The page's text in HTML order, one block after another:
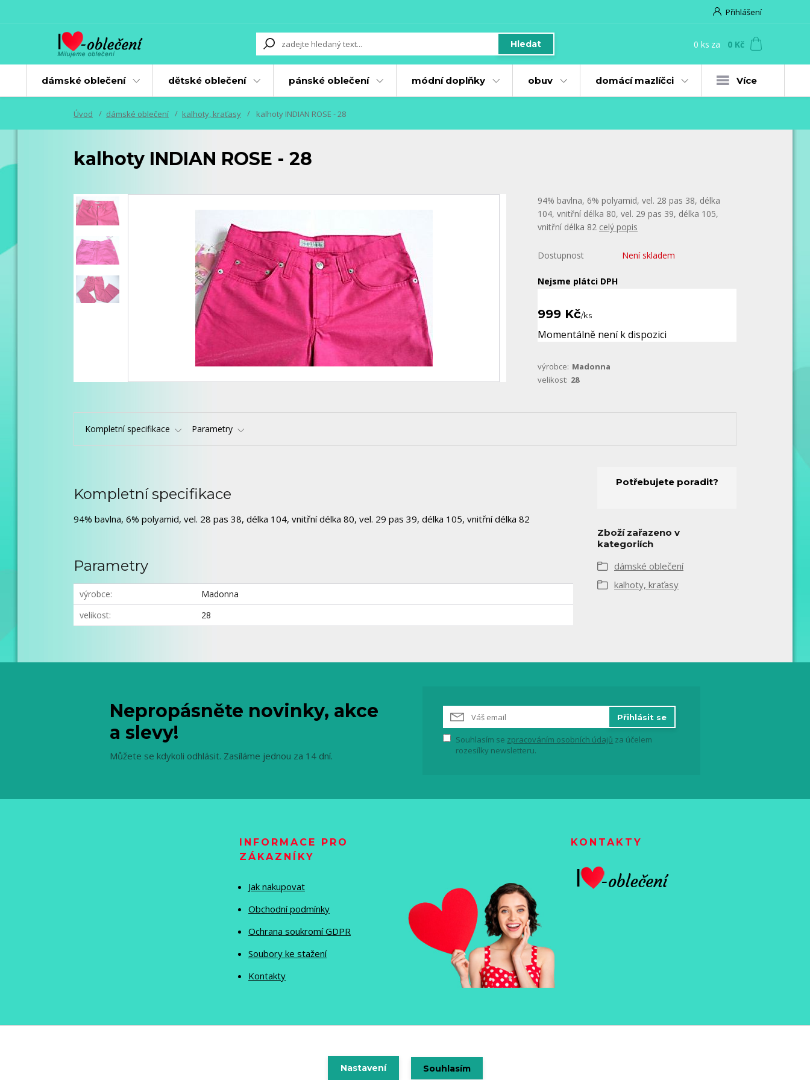
Přihlášení
Hledat 0 ks za 0 Kč
dámské oblečení dětské oblečení pánské oblečení módní doplňky obuv domácí mazlíčci Více
Úvod dámské oblečení kalhoty, kraťasy kalhoty INDIAN ROSE - 28
kalhoty INDIAN ROSE - 28
94% bavlna, 6% polyamid, vel. 28 pas 38, délka
104, vnitřní délka 80, vel. 29 pas 39, délka 105,
vnitřní délka 82 celý popis
Dostupnost Není skladem
Nejsme plátci DPH
999 Kč/ks
Momentálně není k dispozici
výrobce: Madonna
velikost: 28
Kompletní specifikace Parametry
Kompletní specifikace
94% bavlna, 6% polyamid, vel. 28 pas 38, délka 104, vnitřní délka 80, vel. 29 pas 39, délka 105, vnitřní délka 82
Parametry
výrobce
Madonna
velikost
28
Potřebujete poradit?
Zboží zařazeno v
kategoriích
dámské oblečení
kalhoty, kraťasy
Nepropásněte novinky, akce
a slevy!
Můžete se kdykoli odhlásit. Zasíláme jednou za 14 dní.
Přihlásit se
Souhlasím se zpracováním osobních údajů za účelem
rozesílky newsletteru.
INFORMACE PRO
ZÁKAZNÍKY
Jak nakupovat
Obchodní podmínky
Ochrana soukromí GDPR
Soubory ke stažení
Kontakty
KONTAKTY
Vytvořeno na Eshop-rychle.cz
Nastavení Souhlasím